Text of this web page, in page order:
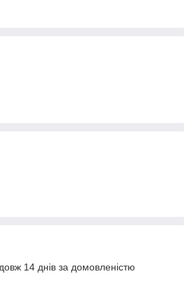
14 днів за домовленістю